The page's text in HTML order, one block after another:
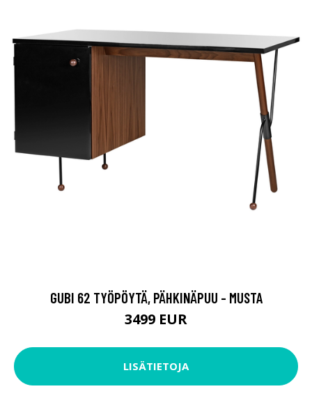
GUBI 62 TYÖPÖYTÄ, PÄHKINÄPUU - MUSTA
3499 EUR
LISÄTIETOJA